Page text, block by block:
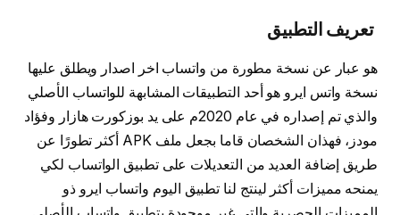
تعريف التطبيق
هو عبار عن نسخة مطورة من واتساب اخر اصدار ويطلق عليها
نسخة واتس ايرو هو أحد التطبيقات المشابهة للواتساب الأصلي
والذي تم إصداره في عام 2020م على يد بوزكورت هازار وفؤاد
مودز، فهذان الشخصان قاما بجعل ملف APK أكثر تطورًا عن
طريق إضافة العديد من التعديلات على تطبيق الواتساب لكي
يمنحه مميزات أكثر لينتج لنا تطبيق اليوم واتساب ايرو ذو